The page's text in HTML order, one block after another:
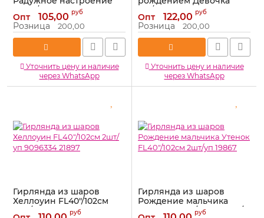
FL40"/102см 7560525
Артикул: 7560525
Опт 105,00 руб
Розница 200,00
Уточнить цену и наличие
через WhatsApp
40"/102см 7570418
Артикул: 7570418
Опт 122,00 руб
Розница 200,00
Уточнить цену и наличие
через WhatsApp
Гирлянда из шаров
Хеллоуин FL40"/102см
2шт/уп 9096334 21897
руб
Гирлянда из шаров
Рождение мальчика
Утенок FL40"/102см 2шт/
руб